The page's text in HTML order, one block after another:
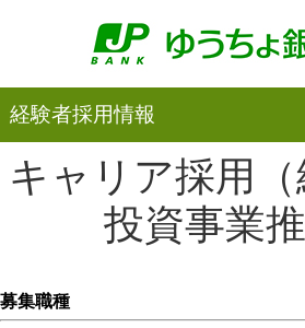
経験者採用情報
キャリア採用
投資事業
募集職種